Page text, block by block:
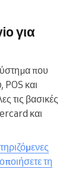
για
που
POS και
τις βασικές
και
τη